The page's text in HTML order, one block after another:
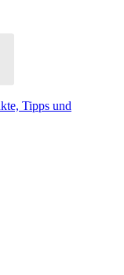
Tipps und